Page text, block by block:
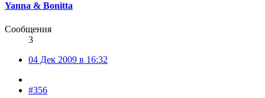
Yanna & Bonitta
Сообщения
3
04 Дек 2009 в 16:32
#356